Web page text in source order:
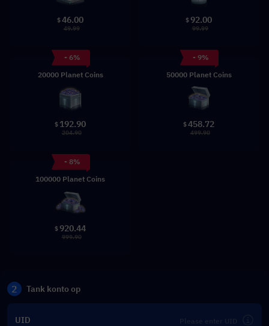
$46.00
49.99
$92.00
99.99
- 6%
20000 Planet Coins
$ 192.90
204.90
- 9%
50000 Planet Coins
$458.72
499.90
- 8%
100000 Planet Coins
$920.44
999.90
2 Tank konto op
UID